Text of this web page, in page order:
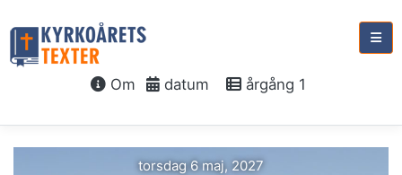
Om datum årgång 1
torsdag 6 maj, 2027